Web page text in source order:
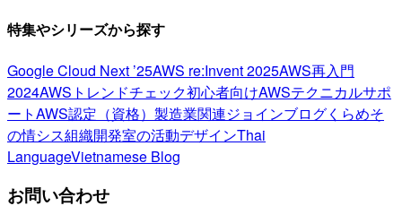
特集やシリーズから探す
Google Cloud Next ’25AWS re:Invent 2025AWS再入門
2024AWSトレンドチェック初心者向けAWSテクニカルサポ
ートAWS認定（資格） 製造業関連ジョインブログくらめそ
の情シス組織開発室の活動デザインThai
LanguageVietnamese Blog
お問い合わせ